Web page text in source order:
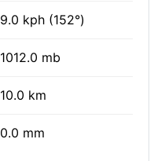
9.0 kph (152°)
1012.0 mb
10.0 km
0.0 mm